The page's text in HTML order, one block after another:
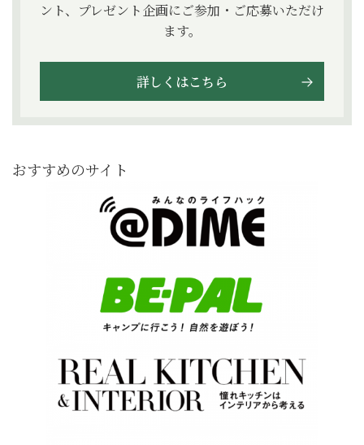
ント、プレゼント企画にご参加・ご応募いただけ
ます。
詳しくはこちら
おすすめのサイト